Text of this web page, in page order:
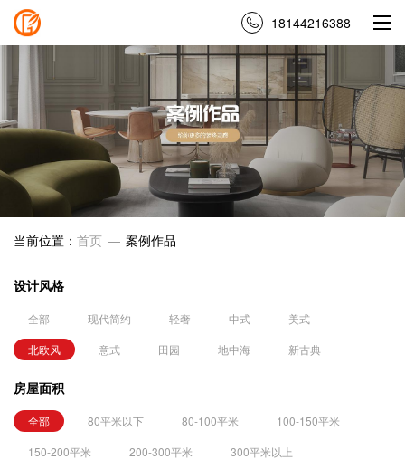
18144216388
当前位置： 首页 — 案例作品
设计风格
全部 现代简约 轻奢 中式
美式
北欧风
意式 田园 地中海 新古典
房屋面积
全部 80平米以下 80-100平米
100-150平米
150-200平米
200-300平米 300平米以上